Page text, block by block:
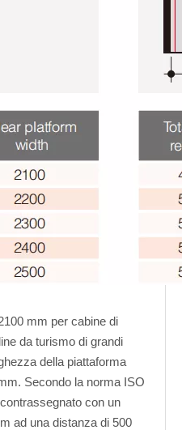
mm per cabine di
da turismo di grandi
della piattaforma
Secondo la norma ISO
con un
ad una distanza di 500